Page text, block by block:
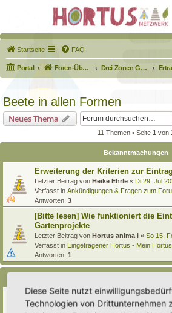
Startseite FAQ
Portal Foren-Übersicht Drei Zonen Garten
Beete in allen Formen
Neues Thema
11 Themen • Seite 1 von
Bekanntmachungen
Erweiterung der Kriterien zur
Letzter Beitrag von Heike Ehrle « Di 29. Jul
Verfasst in Ankündigungen & Fragen zum
Antworten: 3
[Bitte lesen] Wie funktioniert die
Gartenprojekte
Letzter Beitrag von Hortus anima l « So 15.
Verfasst in Eingetragener Hortus - Mein
Antworten: 1
Docht-Beet / Wicking Bed:
Letzter Beitrag vonAlma«Sa 28. Mär 2026,
Diese Seite nutzt
Technologien von Drittunternehmen